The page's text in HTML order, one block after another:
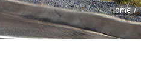
Home